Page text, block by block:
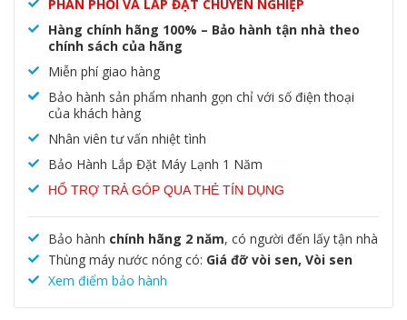
PHÂN PHỐI VÀ LẮP ĐẶT CHUYÊN NGHIỆP
Hàng chính hãng 100% – Bảo hành tận nhà theo
chính sách của hãng
Miễn phí giao hàng
Bảo hành sản phẩm nhanh gọn chỉ với số điện thoại
của khách hàng
Nhân viên tư vấn nhiệt tình
Bảo Hành Lắp Đặt Máy Lạnh 1 Năm
HỔ TRỢ TRẢ GÓP QUA THẺ TÍN DỤNG
Bảo hành chính hãng 2 năm, có người đến lấy tận nhà
Thùng máy nước nóng có: Giá đỡ vòi sen, Vòi sen
Xem điểm bảo hành